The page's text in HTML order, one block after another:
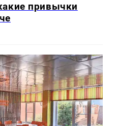
привычки